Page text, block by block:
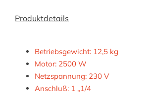
Produktdetails
Betriebsgewicht: 12,5 kg
Motor: 2500 W
Netzspannung: 230 V
Anschluß: 1 „1/4